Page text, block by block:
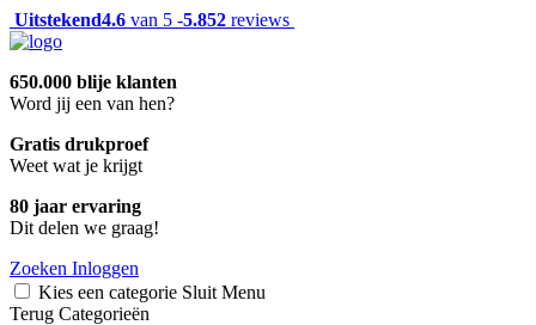
Uitstekend4.6 van 5 -5.852 reviews
650.000 blije klanten
Word jij een van hen?
Gratis drukproef
Weet wat je krijgt
80 jaar ervaring
Dit delen we graag!
Zoeken Inloggen
Kies een categorie Sluit Menu
Terug Categorieën